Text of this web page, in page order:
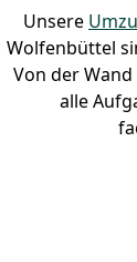
Unsere
Wolfenbüttel
Von der
alle